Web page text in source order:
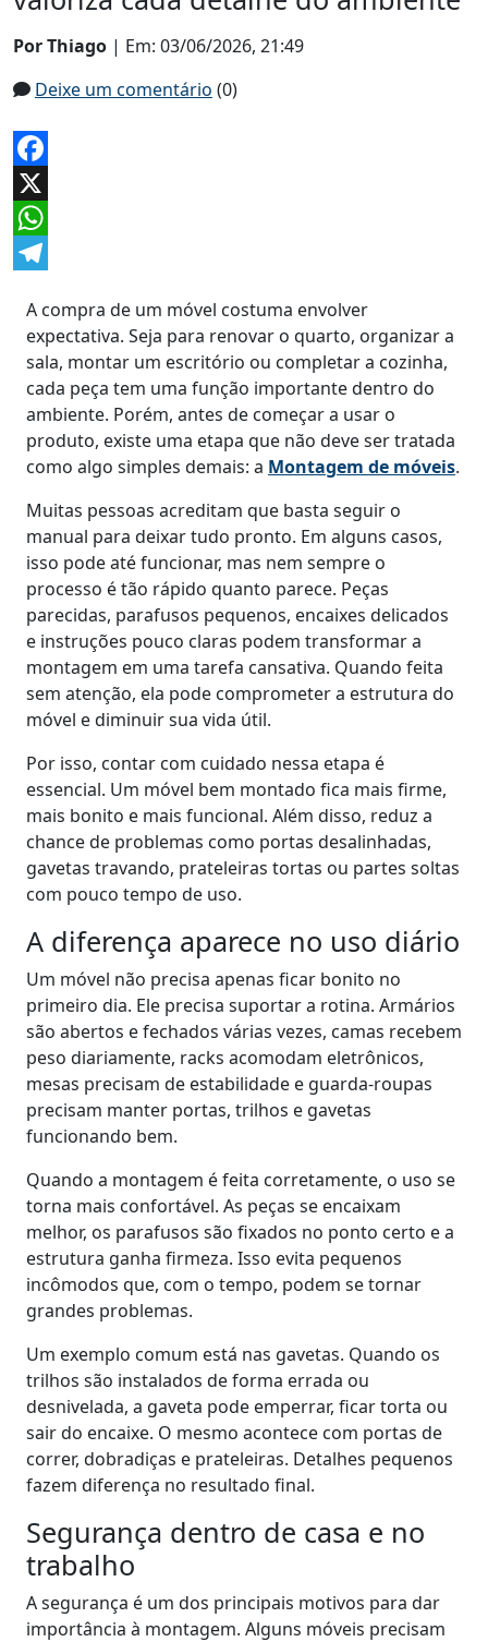
Por Thiago | Em: 03/06/2026, 21:49
Deixe um comentário (0)
Facebook
X
WhatsApp
A compra de um móvel costuma envolver
expectativa. Seja para renovar o quarto, organizar a
sala, montar um escritório ou completar a cozinha,
cada peça tem uma função importante dentro do
ambiente. Porém, antes de começar a usar o
produto, existe uma etapa que não deve ser tratada
como algo simples demais: a Montagem de móveis.
Muitas pessoas acreditam que basta seguir o
manual para deixar tudo pronto. Em alguns casos,
isso pode até funcionar, mas nem sempre o
processo é tão rápido quanto parece. Peças
parecidas, parafusos pequenos, encaixes delicados
e instruções pouco claras podem transformar a
montagem em uma tarefa cansativa. Quando feita
sem atenção, ela pode comprometer a estrutura do
móvel e diminuir sua vida útil.
Por isso, contar com cuidado nessa etapa é
essencial. Um móvel bem montado fica mais firme,
mais bonito e mais funcional. Além disso, reduz a
chance de problemas como portas desalinhadas,
gavetas travando, prateleiras tortas ou partes soltas
com pouco tempo de uso.
A diferença aparece no uso diário
Um móvel não precisa apenas ficar bonito no
primeiro dia. Ele precisa suportar a rotina. Armários
são abertos e fechados várias vezes, camas recebem
peso diariamente, racks acomodam eletrônicos,
mesas precisam de estabilidade e guarda-roupas
precisam manter portas, trilhos e gavetas
funcionando bem.
Quando a montagem é feita corretamente, o uso se
torna mais confortável. As peças se encaixam
melhor, os parafusos são fixados no ponto certo e a
estrutura ganha firmeza. Isso evita pequenos
incômodos que, com o tempo, podem se tornar
grandes problemas.
Um exemplo comum está nas gavetas. Quando os
trilhos são instalados de forma errada ou
desnivelada, a gaveta pode emperrar, ficar torta ou
sair do encaixe. O mesmo acontece com portas de
correr, dobradiças e prateleiras. Detalhes pequenos
fazem diferença no resultado final.
Segurança dentro de casa e no
trabalho
A segurança é um dos principais motivos para dar
importância à montagem. Alguns móveis precisam